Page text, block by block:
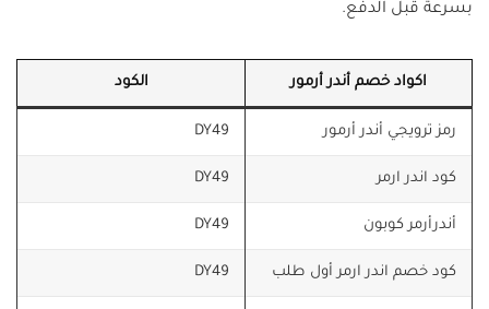
بسرعة قبل الدفع.
اكواد خصم أندر أرمور الكود
رمز ترويجي أندر أرمور DY49
كود اندر ارمر DY49
أندرأرمر كوبون DY49
كود خصم اندر ارمر أول طلب DY49